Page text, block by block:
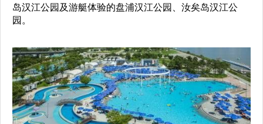
岛汉江公园及游艇体验的盘浦汉江公园、汝矣岛汉江公
园。